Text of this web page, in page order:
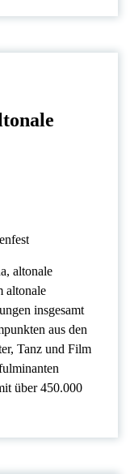
altonale
altonale
insgesamt
aus den
Tanz und Film
über 450.000